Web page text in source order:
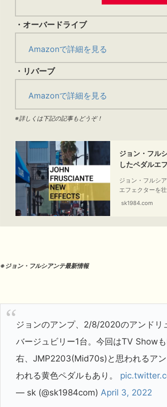
・オーバードライブ
Amazonで詳細を見る
・リバーブ
Amazonで詳細を見る
※詳しくは下記の記事もどうぞ！
ジョン・フル
したペダルエ
ジョン・フルシ
エフェクターを
せて、ひとまず
sk1984.com
※ジョン・フルシアンテ最新情報
ジョンのアンプ、2/8/2020のアンドリ
バージュビリー1台。今回はTV Show
右、JMP2203(Mid70s)と思われるア
われる黄色ペダルもあり。
— sk (@sk1984com) April 3, 2022